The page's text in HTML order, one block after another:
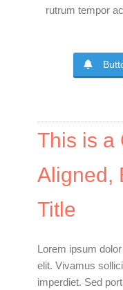
rutrum tempor
This is a
Aligned,
Title
Lorem ipsum
elit. Vivamus
imperdiet. Sed